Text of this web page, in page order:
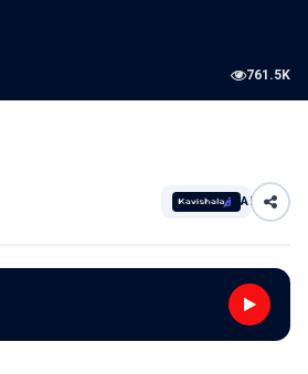
761.5K
AI